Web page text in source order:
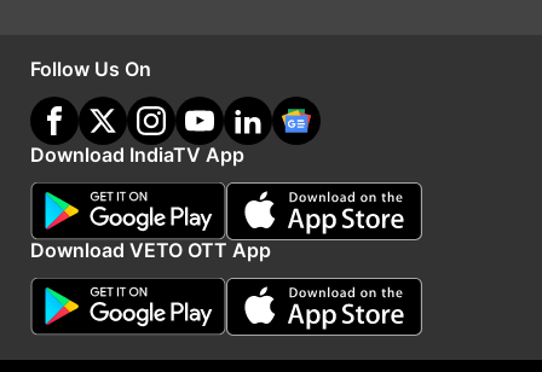
कितना हुआ है सब्सक्रिप्शन
ओसवाल पंप्स आईपीओ को आखिरी दिन खबर लिखे जाने तक
Follow Us On
Download IndiaTV App
Download VETO OTT App